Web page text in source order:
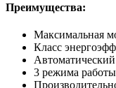
Преимущества:
Максимальная
Класс
3 режима